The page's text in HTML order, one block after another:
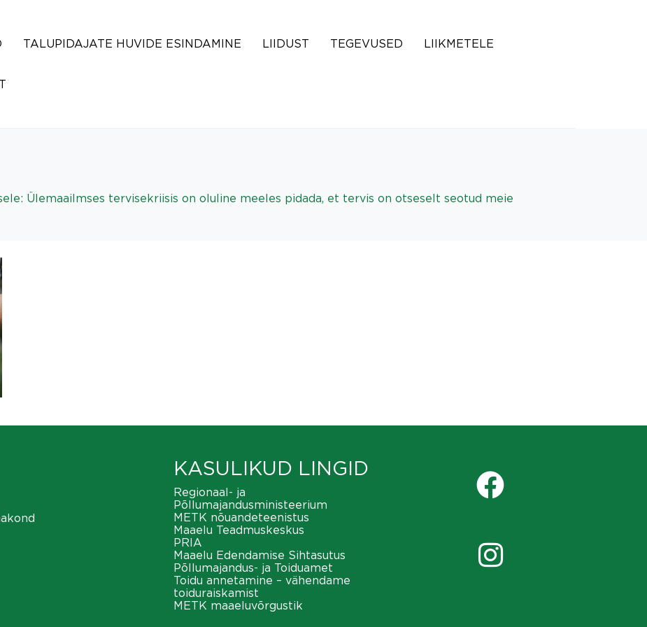
TALUPIDAJATE HUVIDE ESINDAMINE LIIDUST TEGEVUSED LIIKMETELE
Ülemaailmses tervisekriisis on oluline meeles pidada, et tervis on otseselt seotud meie
KASULIKUD LINGID
Regionaal- ja
Põllumajandusministeerium
METK nõuandeteenistus
Maaelu Teadmuskeskus
PRIA
Maaelu Edendamise Sihtasutus
Põllumajandus- ja Toiduamet
Toidu annetamine – vähendame
toiduraiskamist
METK maaeluvõrgustik